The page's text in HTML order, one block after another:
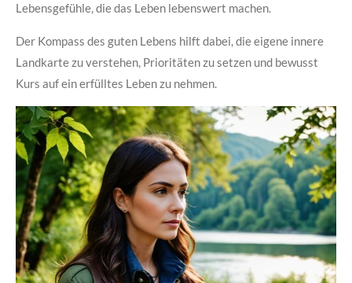
Lebensgefühle, die das Leben lebenswert machen.
Der Kompass des guten Lebens hilft dabei, die eigene innere
Landkarte zu verstehen, Prioritäten zu setzen und bewusst
Kurs auf ein erfülltes Leben zu nehmen.